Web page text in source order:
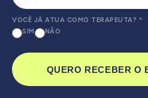
VOCÊ JÁ ATUA COMO TERAPEUTA? *
SIM
NÃO
QUERO RECEBER O